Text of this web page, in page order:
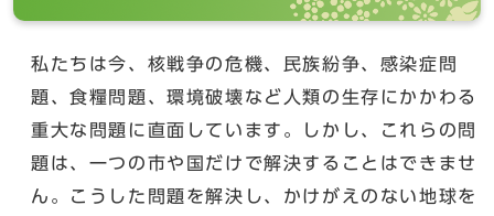
私たちは今、核戦争の危機、民族紛争、感染症問
題、食糧問題、環境破壊など人類の生存にかかわる
重大な問題に直面しています。しかし、これらの問
題は、一つの市や国だけで解決することはできませ
ん。こうした問題を解決し、かけがえのない地球を